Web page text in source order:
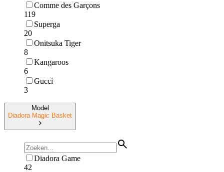
Comme des Garçons
119
Superga
20
Onitsuka Tiger
8
Kangaroos
6
Gucci
3
Model
Diadora Magic Basket
Diadora Game
42